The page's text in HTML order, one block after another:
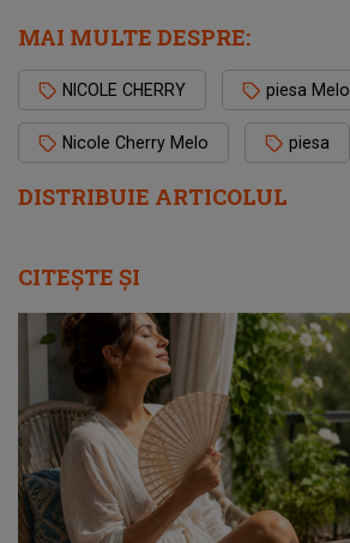
DISTRIBUIE ARTICOLUL
MAI MULTE DESPRE:
NICOLE CHERRY piesa Melo
Nicole Cherry Melo piesa
CITEȘTE ȘI